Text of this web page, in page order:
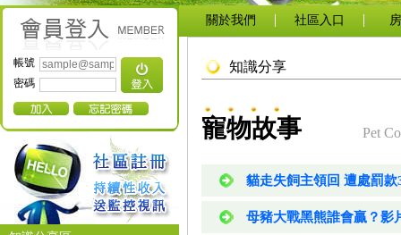
帳號
密碼
關於我們 社區入口
知識分享
寵物故事 Pet
貓走失飼主領回 遭處罰
母豬大戰黑熊誰會贏？影